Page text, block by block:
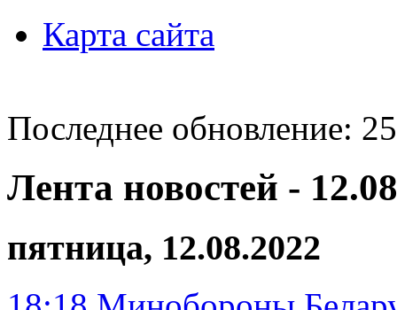
Карта сайта
Последнее обновление:
Лента новостей -
пятница, 12.08.2022